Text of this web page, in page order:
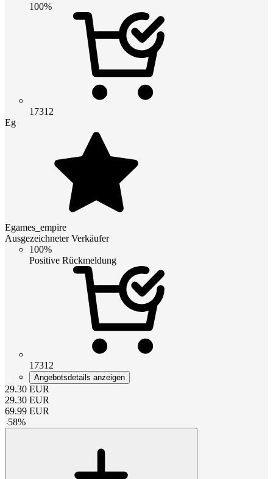
100%
17312
Eg
Egames_empire
Ausgezeichneter Verkäufer
100%
Positive Rückmeldung
17312
Angebotsdetails anzeigen
29.30 EUR
29.30 EUR
69.99 EUR
-58%